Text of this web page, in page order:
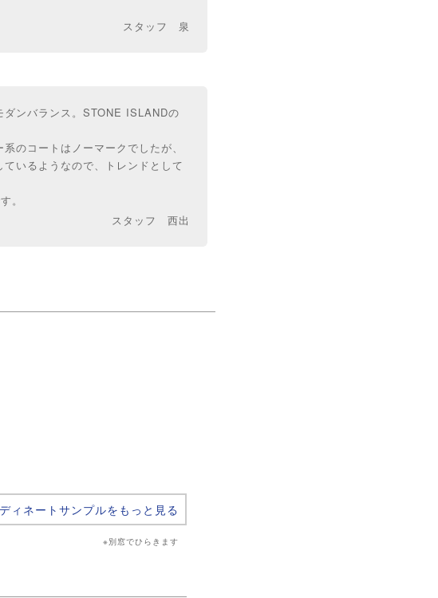
スタッフ 泉
ダンバランス。STONE ISLANDの
のコートはノーマークでしたが、
いるようなので、トレンドとして
。
スタッフ 西出
ィネートサンプルをもっと見る
※別窓でひらきます